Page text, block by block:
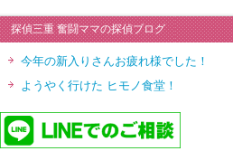
探偵三重 奮闘ママの探偵ブログ
今年の新入りさんお疲れ様でした！
ようやく行けた ヒモノ食堂！